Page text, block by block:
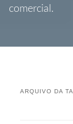
comercial.
ARQUIVO DA